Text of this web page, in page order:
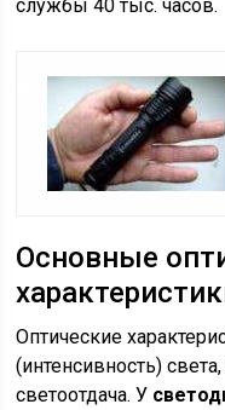
службы 40 тыс. часов.
Основные
Оптические
(интенсивность)
светоотдача. У